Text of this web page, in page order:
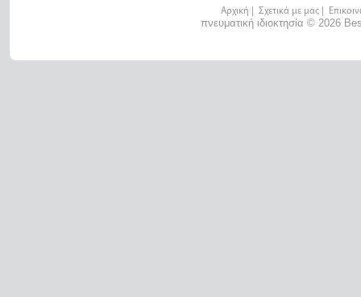
Αρχική Σχετικά με μας|
πνευματική ιδιοκτησία © 2026